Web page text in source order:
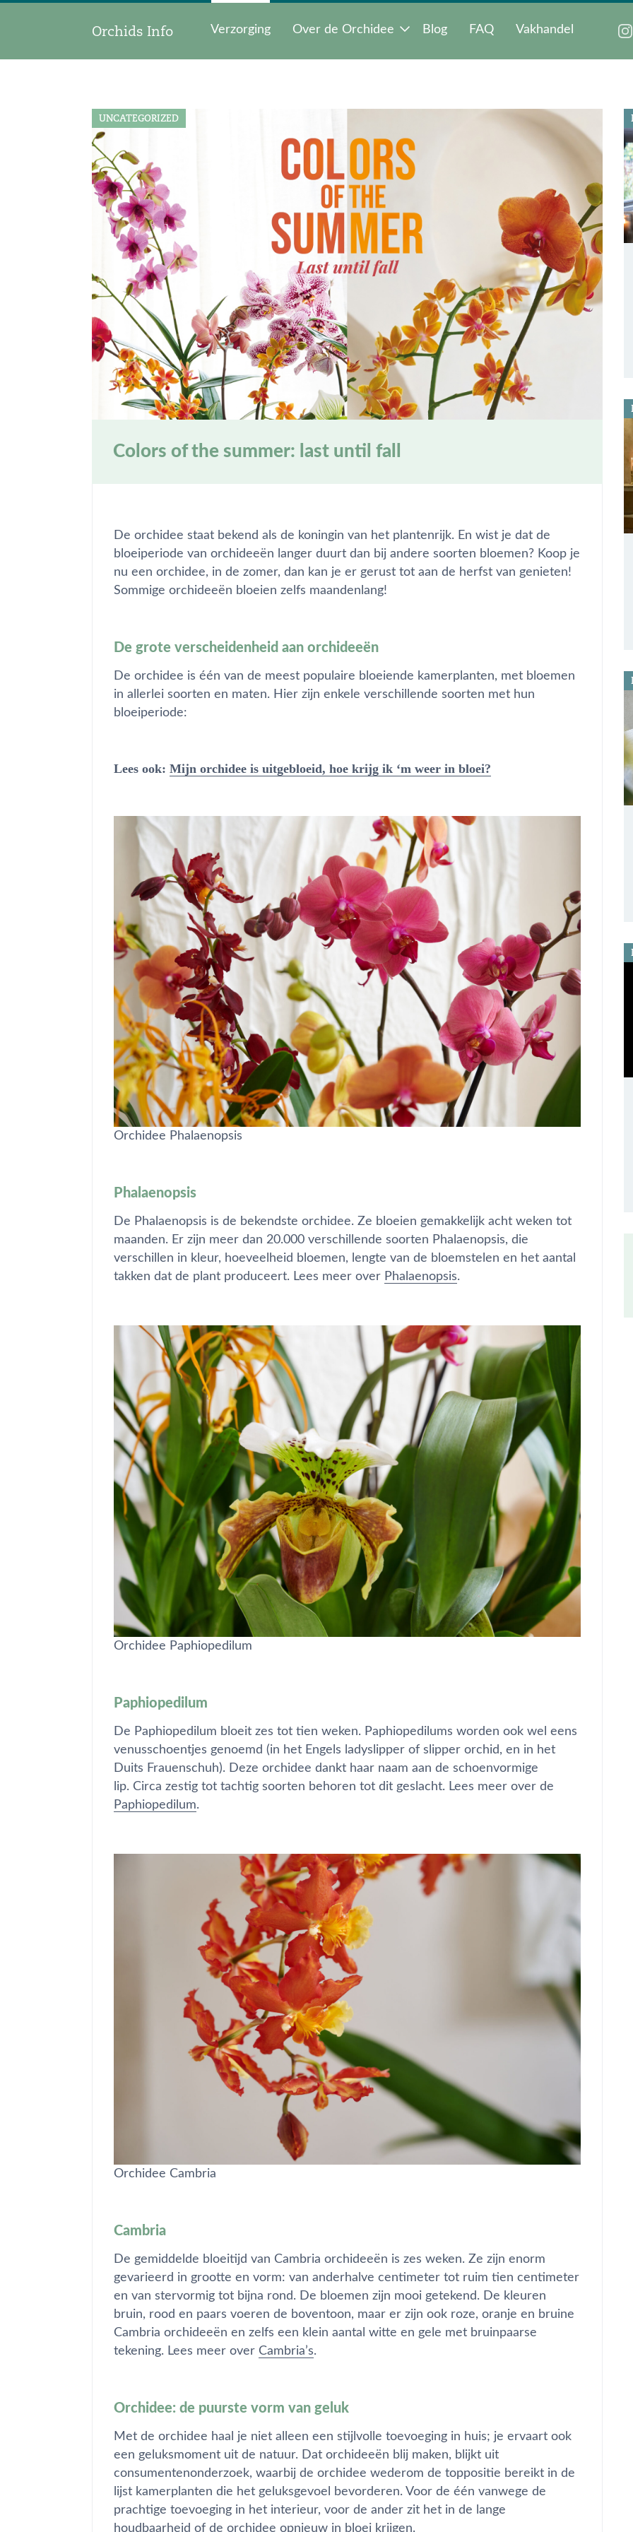
Orchids Info Verzorging Over de Orchidee Blog FAQ Vakhandel
UNCATEGORIZED
Colors of the summer: last until fall
De orchidee staat bekend als de koningin van het plantenrijk. En wist je dat de
bloeiperiode van orchideeën langer duurt dan bij andere soorten bloemen? Koop je
nu een orchidee, in de zomer, dan kan je er gerust tot aan de herfst van genieten!
Sommige orchideeën bloeien zelfs maandenlang!
De grote verscheidenheid aan orchideeën
De orchidee is één van de meest populaire bloeiende kamerplanten, met bloemen
in allerlei soorten en maten. Hier zijn enkele verschillende soorten met hun
bloeiperiode:
Lees ook: Mijn orchidee is uitgebloeid, hoe krijg ik ‘m weer in bloei?
Orchidee Phalaenopsis
Phalaenopsis
De Phalaenopsis is de bekendste orchidee. Ze bloeien gemakkelijk acht weken tot
maanden. Er zijn meer dan 20.000 verschillende soorten Phalaenopsis, die
verschillen in kleur, hoeveelheid bloemen, lengte van de bloemstelen en het aantal
takken dat de plant produceert. Lees meer over Phalaenopsis.
Orchidee Paphiopedilum
Paphiopedilum
De Paphiopedilum bloeit zes tot tien weken. Paphiopedilums worden ook wel eens
venusschoentjes genoemd (in het Engels ladyslipper of slipper orchid, en in het
Duits Frauenschuh). Deze orchidee dankt haar naam aan de schoenvormige
lip. Circa zestig tot tachtig soorten behoren tot dit geslacht. Lees meer over de
Paphiopedilum.
Orchidee Cambria
Cambria
De gemiddelde bloeitijd van Cambria orchideeën is zes weken. Ze zijn enorm
gevarieerd in grootte en vorm: van anderhalve centimeter tot ruim tien centimeter
en van stervormig tot bijna rond. De bloemen zijn mooi getekend. De kleuren
bruin, rood en paars voeren de boventoon, maar er zijn ook roze, oranje en bruine
Cambria orchideeën en zelfs een klein aantal witte en gele met bruinpaarse
tekening. Lees meer over Cambria’s.
Orchidee: de puurste vorm van geluk
Met de orchidee haal je niet alleen een stijlvolle toevoeging in huis; je ervaart ook
een geluksmoment uit de natuur. Dat orchideeën blij maken, blijkt uit
consumentenonderzoek, waarbij de orchidee wederom de toppositie bereikt in de
lijst kamerplanten die het geluksgevoel bevorderen. Voor de één vanwege de
prachtige toevoeging in het interieur, voor de ander zit het in de lange
houdbaarheid of de orchidee opnieuw in bloei krijgen.